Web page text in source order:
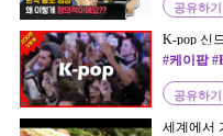
공유하기
K-pop 신
#케이팝
공유하기
세계에서